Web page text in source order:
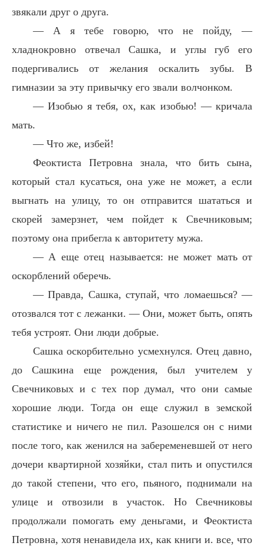
звякали друг о друга.
— А я тебе говорю, что не пойду, —
хладнокровно отвечал Сашка, и углы губ его
подергивались от желания оскалить зубы. В
гимназии за эту привычку его звали волчонком.
— Изобью я тебя, ох, как изобью! — кричала
мать.
— Что же, избей!
Феоктиста Петровна знала, что бить сына,
который стал кусаться, она уже не может, а если
выгнать на улицу, то он отправится шататься и
скорей замерзнет, чем пойдет к Свечниковым;
поэтому она прибегла к авторитету мужа.
— А еще отец называется: не может мать от
оскорблений оберечь.
— Правда, Сашка, ступай, что ломаешься? —
отозвался тот с лежанки. — Они, может быть, опять
тебя устроят. Они люди добрые.
Сашка оскорбительно усмехнулся. Отец давно,
до Сашкина еще рождения, был учителем у
Свечниковых и с тех пор думал, что они самые
хорошие люди. Тогда он еще служил в земской
статистике и ничего не пил. Разошелся он с ними
после того, как женился на забеременевшей от него
дочери квартирной хозяйки, стал пить и опустился
до такой степени, что его, пьяного, поднимали на
улице и отвозили в участок. Но Свечниковы
продолжали помогать ему деньгами, и Феоктиста
Петровна, хотя ненавидела их, как книги и. все, что